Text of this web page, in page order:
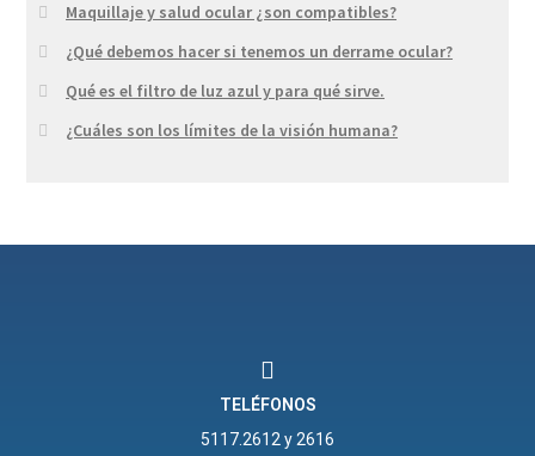
Maquillaje y salud ocular ¿son compatibles?
¿Qué debemos hacer si tenemos un derrame ocular?
Qué es el filtro de luz azul y para qué sirve.
¿Cuáles son los límites de la visión humana?
TELÉFONOS
5117.2612 y 2616